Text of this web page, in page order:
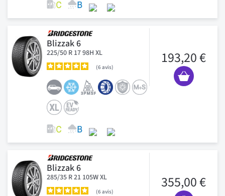
Blizzak 6
225/50 R 17 98H XL
6avis
193,20 €
Blizzak 6
285/35 R 21 105W XL
6avis
355,00 €